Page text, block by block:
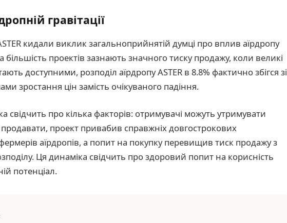
гравітації
кидали виклик загальноприйнятій думці про вплив аїрдропу
більшість проектів зазнають значного тиску продажу, коли великі
доступними, розподіл аїрдропу ASTER в 8.8% фактично збігся зі
зростання цін замість очікуваного падіння.
свідчить про кілька факторів: отримувачі можуть утримувати
продавати, проект привабив справжніх довгострокових
аїрдропів, а попит на покупку перевищив тиск продажу з
Ця динаміка свідчить про здоровий попит на корисність
потенціал.